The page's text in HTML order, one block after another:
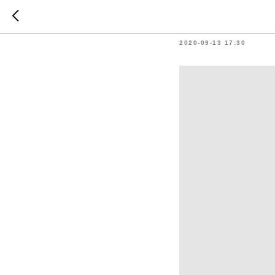
День
2020-09-13 17:30